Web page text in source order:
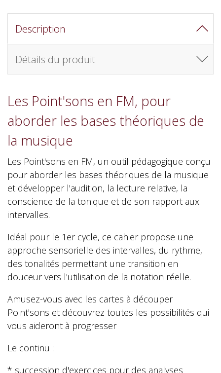
Description
Détails du produit
Les Point'sons en FM, pour
aborder les bases théoriques de
la musique
Les Point'sons en FM, un outil pédagogique conçu
pour aborder les bases théoriques de la musique
et développer l'audition, la lecture relative, la
conscience de la tonique et de son rapport aux
intervalles.
Idéal pour le 1er cycle, ce cahier propose une
approche sensorielle des intervalles, du rythme,
des tonalités permettant une transition en
douceur vers l'utilisation de la notation réelle.
Amusez-vous avec les cartes à découper
Point'sons et découvrez toutes les possibilités qui
vous aideront à progresser
Le continu :
* succession d'exercices pour des analyses